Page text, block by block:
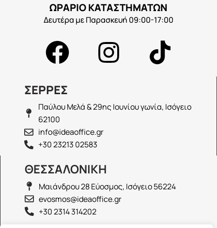
ΩΡΑΡΙΟ ΚΑΤΑΣΤΗΜΑΤΩΝ
Δευτέρα με Παρασκευή 09:00-17:00
ΣΕΡΡΕΣ
Παύλου Μελά & 29ης Ιουνίου γωνία, Ισόγειο
62100
info@ideaoffice.gr
+30 23213 02583
ΘΕΣΣΑΛΟΝΙΚΗ
Μαιάνδρου 28 Εύοσμος, Ισόγειο 56224
evosmos@ideaoffice.gr
+30 2314 314202